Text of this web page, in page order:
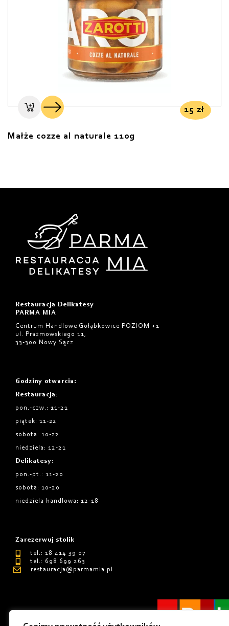
15 zł
Małże cozze al naturale 110g
Restauracja Delikatesy
PARMA MIA
Centrum Handlowe Gołąbkowice POZIOM +1
ul. Prażmowskiego 11,
33-300 Nowy Sącz
Godziny otwarcia :
Restauracja :
pon.-czw.: 11-21
piątek: 11-22
sobota: 10-22
niedziela: 12-21
Delikatesy:
pon.-pt.: 11-20
sobota: 10-20
niedziela handlowa: 12-18
Zarezerwuj stolik
tel.: 18 414 39 07
tel.: 698 699 263
restauracja@parmamia.pl